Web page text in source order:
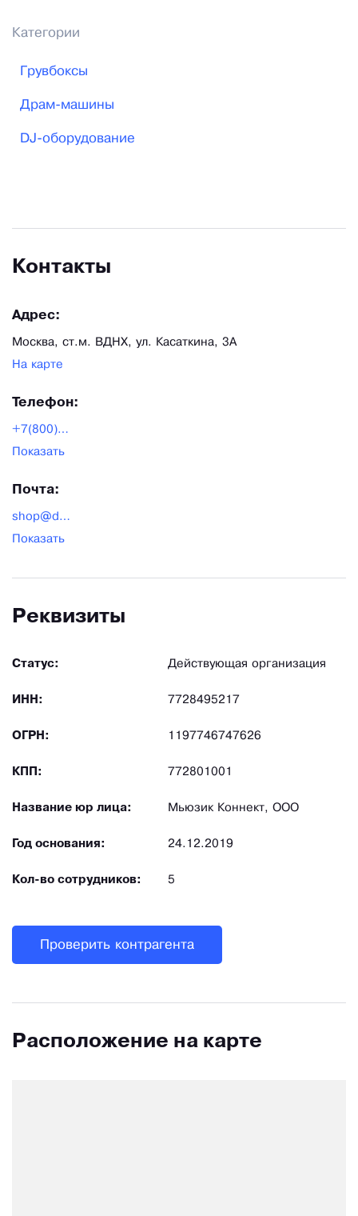
любой сложности. 3D визуализация проекта
любой сложности, объёма и характера. Поставки
профессионального звука и света в
государственные учреждения.
звуковое, световое, или dj оборудование более
нашими постоянными клиентами, и более 150
поставками звуком и светом.
Категории
Грувбоксы
Драм-машины
DJ-оборудование
Контакты
Адрес:
Москва, ст.м. ВДНХ, ул. Касаткина, 3А
На карте
Телефон:
+7(800)500-62-37
Показать
Почта:
shop@djtools.ru
Показать
Реквизиты
Статус: Действующая организация
ИНН: 7728495217
ОГРН: 1197746747626
КПП: 772801001
Название юр лица: Мьюзик Коннект, ООО
Год основания: 24.12.2019
Кол-во сотрудников: 5
Проверить контрагента
Расположение на карте